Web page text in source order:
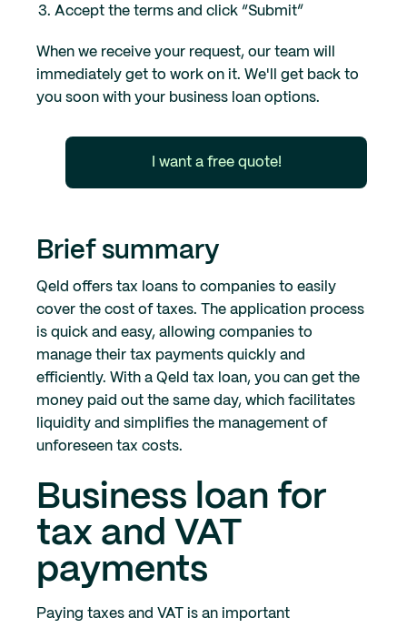
Accept the terms and click “Submit”
When we receive your request, our team will
immediately get to work on it. We'll get back to
you soon with your business loan options.
I want a free quote!
Brief summary
Qeld offers tax loans to companies to easily
cover the cost of taxes. The application process
is quick and easy, allowing companies to
manage their tax payments quickly and
efficiently. With a Qeld tax loan, you can get the
money paid out the same day, which facilitates
liquidity and simplifies the management of
unforeseen tax costs.
Business loan for
tax and VAT
payments
Paying taxes and VAT is an important